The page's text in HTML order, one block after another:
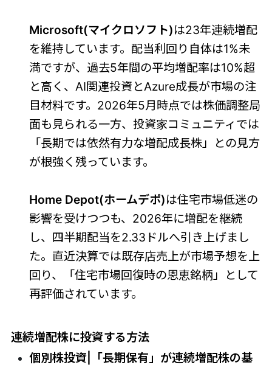
Microsoft(マイクロソフト)は23年連続増配
を維持しています。配当利回り自体は1%未
満ですが、過去5年間の平均増配率は10%超
と高く、AI関連投資とAzure成長が市場の注
目材料です。2026年5月時点では株価調整局
面も見られる一方、投資家コミュニティでは
「長期では依然有力な増配成長株」との見方
が根強く残っています。
Home Depot(ホームデポ)は住宅市場低迷の
影響を受けつつも、2026年に増配を継続
し、四半期配当を2.33ドルへ引き上げまし
た。直近決算では既存店売上が市場予想を上
回り、「住宅市場回復時の恩恵銘柄」として
再評価されています。
連続増配株に投資する方法
個別株投資|「長期保有」が連続増配株の基